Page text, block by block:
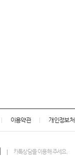
이용약관 개인정보
카톡상담을 이용해 주세요.